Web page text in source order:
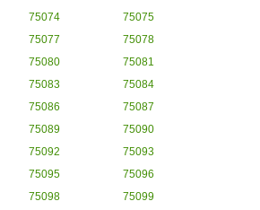
75074
75075
75077
75078
75080
75081
75083
75084
75086
75087
75089
75090
75092
75093
75095
75096
75098
75099